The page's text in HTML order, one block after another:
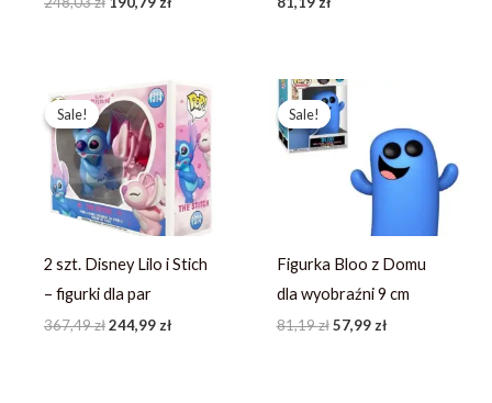
Sale!
Sale!
2 szt. Disney Lilo i Stich
– figurki dla par
367,49zł
Pierwotna
cena
wynosiła:
367,49 zł.
244,99zł
Aktualna
cena
wynosi:
244,99 zł.
Sale!
Sale!
Figurka Bloo z Domu
dla wyobraźni 9 cm
81,19zł
Pierwotna
cena
wynosiła:
81,19 zł.
57,99zł
wynosi:
57,99 zł.